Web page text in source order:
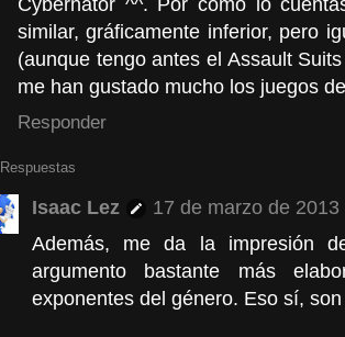
Cybernator ^^. Por cómo lo
similar, gráficamente inferior, pero
(aunque tengo antes el Assault
me han gustado mucho los juegos
Responder
Respuestas
Isaac Lez
17 de marzo de
Además, me da la impresión
argumento bastante más
exponentes del género. Eso sí,